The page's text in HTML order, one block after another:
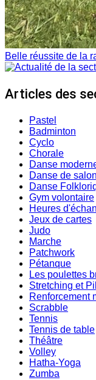
Belle réussite de la
Articles des
Pastel
Badminton
Cyclo
Chorale
Danse
Danse de salon
Danse
Gym volontaire
Heures
Jeux de cartes
Judo
Marche
Patchwork
Pétanque
Les poulettes
Stretching et
Renforcement
Scrabble
Tennis
Tennis de table
Théâtre
Volley
Hatha-Yoga
Zumba